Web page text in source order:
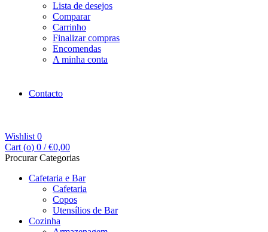
Lista de desejos
Comparar
Carrinho
Finalizar compras
Encomendas
A minha conta
Contacto
Wishlist 0
Cart (o) 0 / €0,00
Procurar Categorias
Cafetaria e Bar
Cafetaria
Copos
Utensílios de Bar
Cozinha